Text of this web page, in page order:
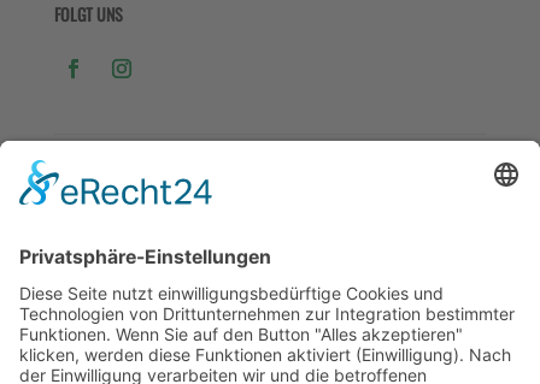
FOLGT UNS
Copyright © 2026Turngemeinde Böckingen 1890 e.V. -